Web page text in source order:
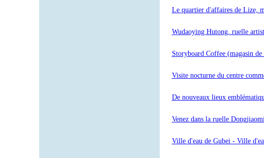
Le quartier d'affaires de Lize,
Wudaoying Hutong, ruelle
Storyboard Coffee (magasin
Visite nocturne du centre
De nouveaux lieux
Venez dans la ruelle
Ville d'eau de Gubei - Ville